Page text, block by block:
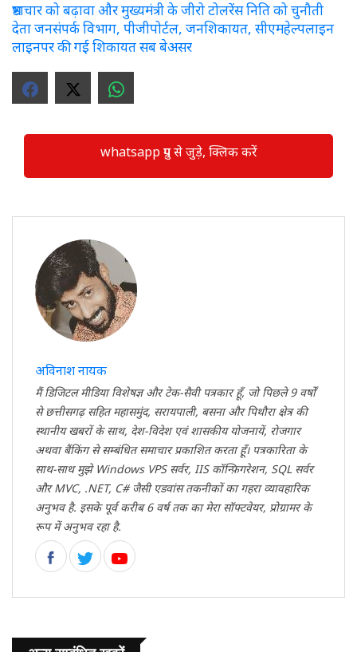
भ्रष्टाचार को बढ़ावा और मुख्यमंत्री के जीरो टोलरेंस निति को चुनौती
देता जनसंपर्क विभाग, पीजीपोर्टल, जनशिकायत, सीएमहेल्पलाइन
लाइनपर की गई शिकायत सब बेअसर
whatsapp ग्रुप से जुड़े, क्लिक करें
अविनाश नायक
मैं डिजिटल मीडिया विशेषज्ञ और टेक-सैवी पत्रकार हूँ, जो पिछले 9 वर्षों
से छत्तीसगढ़ सहित महासमुंद, सरायपाली, बसना और पिथौरा क्षेत्र की
स्थानीय खबरों के साथ, देश-विदेश एवं शासकीय योजनायें, रोजगार
अथवा बैंकिंग से सम्बंधित समाचार प्रकाशित करता हूँ। पत्रकारिता के
साथ-साथ मुझे Windows VPS सर्वर, IIS कॉन्फ़िगरेशन, SQL सर्वर
और MVC, .NET, C# जैसी एडवांस तकनीकों का गहरा व्यावहारिक
अनुभव है. इसके पूर्व करीब 6 वर्ष तक का मेरा सॉफ्टवेयर, प्रोग्रामर के
रूप में अनुभव रहा है.